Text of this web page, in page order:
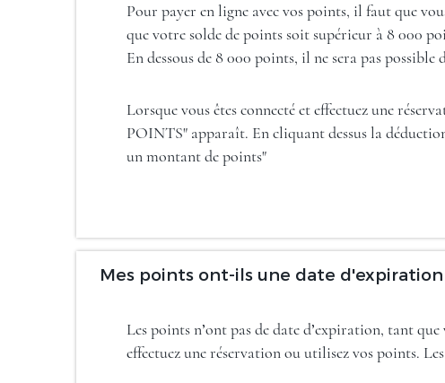
Pour payer en ligne avec vos points, il faut que
que votre solde de points soit supérieur à 8 000
En dessous de 8 000 points, il ne sera pas
Lorsque vous êtes connecté et effectuez une
POINTS" apparaît. En cliquant dessus la
un montant de points"
Mes points ont-ils une date d'expiration
Les points n’ont pas de date d’expiration, tant
effectuez une réservation ou utilisez vos points.